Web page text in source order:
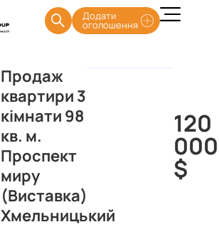
Додати
оголошення
Продаж
квартири 3
кімнати 98
кв. м.
Проспект
миру
(Виставка)
Хмельницький
120
000
$